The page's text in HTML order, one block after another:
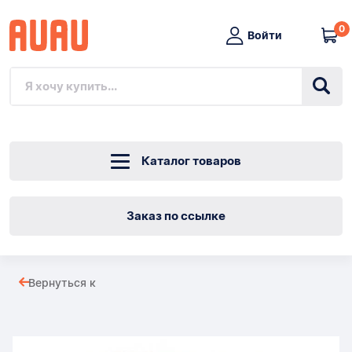
Войти
0
Каталог товаров
Заказ по ссылке
Вернуться к